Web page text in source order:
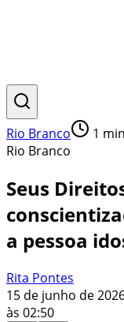
Rio Branco 1
Rio Branco
Seus
a pessoa
Rita Pontes
15 de junho de
às 02:50